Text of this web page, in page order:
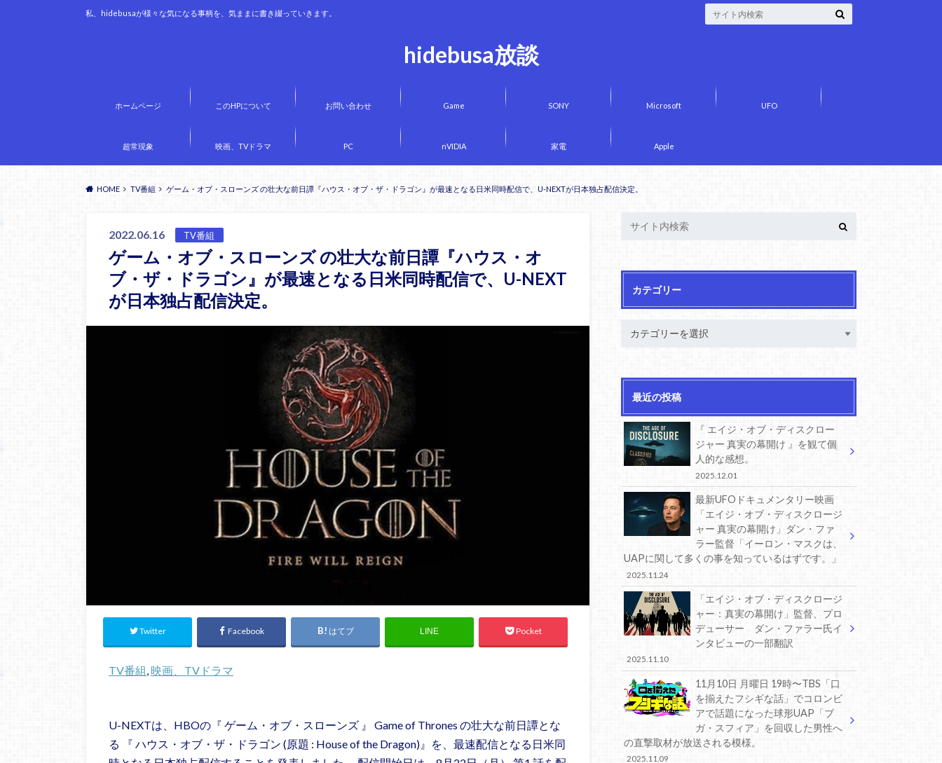
hidebusa放談
私、hidebusaが様々な気になる事柄を、気ままに書き綴っていきます。
ホームページ このHPについて お問い合わせ Game SONY Microsoft UFO
超常現象 映画、TVドラマ PC nVIDIA 家電 Apple
HOME TV番組 ゲーム・オブ・スローンズ の壮大な前日譚『ハウス・オブ・ザ・ドラゴン』が最速となる日米同時配信で、U-NEXTが日本独占配信決定。
2022.06.16 TV番組
ゲーム・オブ・スローンズ の壮大な前日譚『ハウス・オ
ブ・ザ・ドラゴン』が最速となる日米同時配信で、U-NEXT
が日本独占配信決定。
Twitter Facebook はてブ LINE Pocket
TV番組 映画、TVドラマ
U-NEXTは、HBOの『 ゲーム・オブ・スローンズ 』 Game of Thrones の壮大な前日譚とな
る 『 ハウス・オブ・ザ・ドラゴン (原題 : House of the Dragon)』を、最速配信となる日米同
カテゴリー
最近の投稿
『 エイジ・オブ・ディスクロー
ジャー 真実の幕開け 』を観て個
人的な感想。
2025.12.01
最新UFOドキュメンタリー映画
「エイジ・オブ・ディスクロージ
ャー 真実の幕開け」ダン・ファ
ラー監督「イーロン・マスクは、
UAPに関して多くの事を知っているはずです。」
2025.11.24
「エイジ・オブ・ディスクロージ
ャー：真実の幕開け」監督、プロ
デューサー ダン・ファラー氏イ
ンタビューの一部翻訳
2025.11.10
11月10日 月曜日 19時〜TBS「口
を揃えたフシギな話」でコロンビ
アで話題になった球形UAP「ブ
ガ・スフィア」を回収した男性へ
の直撃取材が放送される模様。
2025.11.09